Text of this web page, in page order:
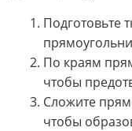
Подготовьте
По краям
чтобы
Сложите
чтобы